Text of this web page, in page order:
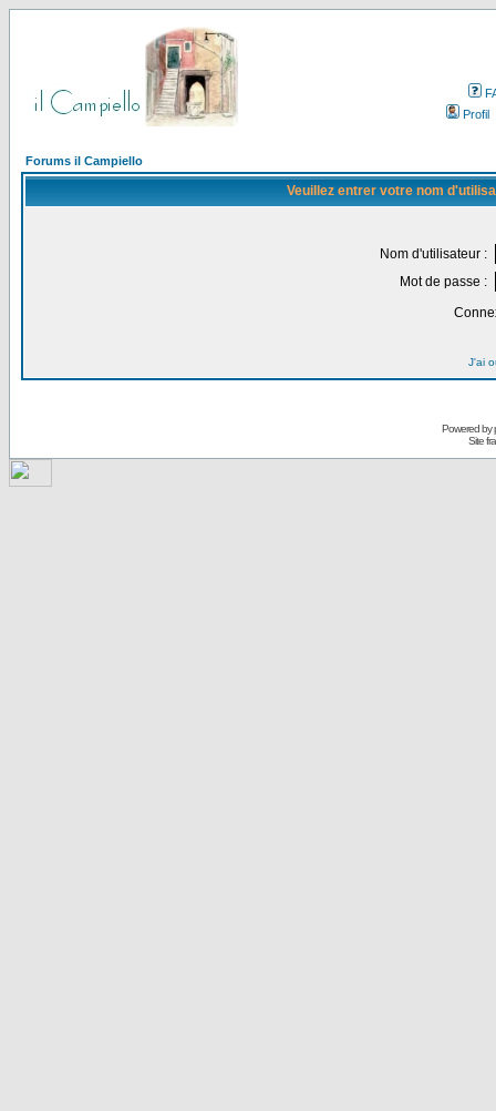
Profil
Forums il Campiello
Veuillez entrer votre nom
Nom d'utilisateur :
Mot de passe :
J'ai
Powered by
Site